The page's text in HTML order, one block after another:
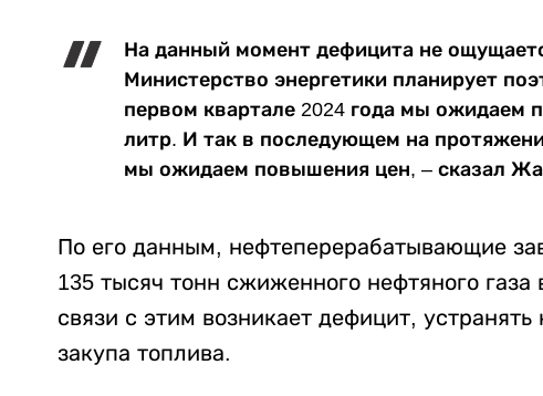
На данный момент дефицита не
Министерство энергетики планирует
первом квартале 2024 года мы ожидаем
литр. И так в последующем на
мы ожидаем повышения цен, – сказал
По его данным, нефтеперерабатывающие
135 тысяч тонн сжиженного нефтяного
связи с этим возникает дефицит,
закупа топлива.